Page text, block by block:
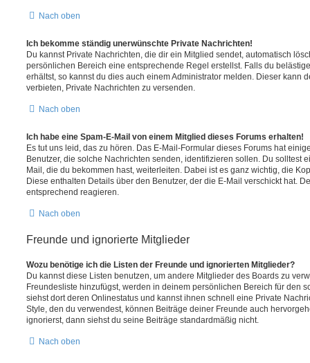
Nach oben
Ich bekomme ständig unerwünschte Private Nachrichten!
Du kannst Private Nachrichten, die dir ein Mitglied sendet, automatisch
persönlichen Bereich eine entsprechende Regel erstellst. Falls du
erhältst, so kannst du dies auch einem Administrator melden. Dieser kann
verbieten, Private Nachrichten zu versenden.
Nach oben
Ich habe eine Spam-E-Mail von einem Mitglied dieses Forums erhalten!
Es tut uns leid, das zu hören. Das E-Mail-Formular dieses Forums hat
Benutzer, die solche Nachrichten senden, identifizieren sollen. Du solltest
Mail, die du bekommen hast, weiterleiten. Dabei ist es ganz wichtig, die
Diese enthalten Details über den Benutzer, der die E-Mail verschickt hat.
entsprechend reagieren.
Nach oben
Freunde und ignorierte Mitglieder
Wozu benötige ich die Listen der Freunde und ignorierten Mitglieder?
Du kannst diese Listen benutzen, um andere Mitglieder des Boards zu
Freundesliste hinzufügst, werden in deinem persönlichen Bereich für den
siehst dort deren Onlinestatus und kannst ihnen schnell eine Private
Style, den du verwendest, können Beiträge deiner Freunde auch
ignorierst, dann siehst du seine Beiträge standardmäßig nicht.
Nach oben